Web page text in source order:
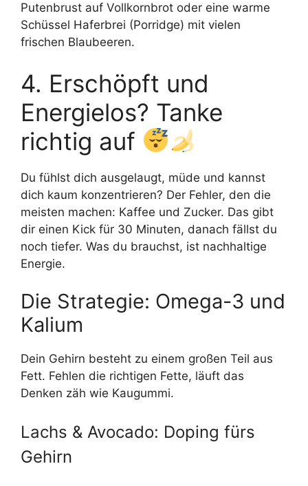
Putenbrust auf Vollkornbrot oder eine warme
Schüssel Haferbrei (Porridge) mit vielen
frischen Blaubeeren.
4. Erschöpft und
Energielos? Tanke
richtig auf
Du fühlst dich ausgelaugt, müde und kannst
dich kaum konzentrieren? Der Fehler, den die
meisten machen: Kaffee und Zucker. Das gibt
dir einen Kick für 30 Minuten, danach fällst du
noch tiefer. Was du brauchst, ist nachhaltige
Energie.
Die Strategie: Omega-3 und
Kalium
Dein Gehirn besteht zu einem großen Teil aus
Fett. Fehlen die richtigen Fette, läuft das
Denken zäh wie Kaugummi.
Lachs & Avocado: Doping fürs
Gehirn